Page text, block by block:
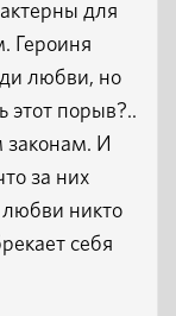
для
Героиня
любви, но
этот порыв?..
законам. И
за них
любви никто
себя